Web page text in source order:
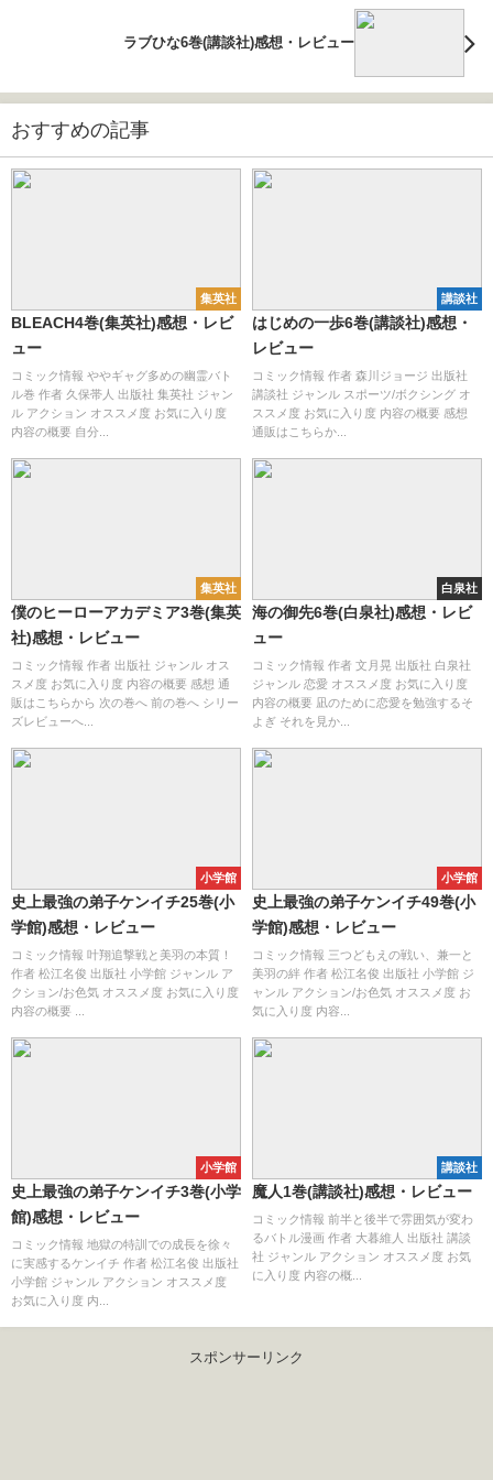
ラブひな6巻(講談社)感想・レビュー
おすすめの記事
集英社
BLEACH4巻(集英社)感想・レビ
ュー
コミック情報 ややギャグ多めの幽霊バト
ル巻 作者 久保帯人 出版社 集英社 ジャン
ル アクション オススメ度 お気に入り度
内容の概要 自分...
講談社
はじめの一歩6巻(講談社)感想・
レビュー
コミック情報 作者 森川ジョージ 出版社
講談社 ジャンル スポーツ/ボクシング オ
ススメ度 お気に入り度 内容の概要 感想
通販はこちらか...
集英社
僕のヒーローアカデミア3巻(集英
社)感想・レビュー
コミック情報 作者 出版社 ジャンル オス
スメ度 お気に入り度 内容の概要 感想 通
販はこちらから 次の巻へ 前の巻へ シリー
ズレビューへ...
白泉社
海の御先6巻(白泉社)感想・レビ
ュー
コミック情報 作者 文月晃 出版社 白泉社
ジャンル 恋愛 オススメ度 お気に入り度
内容の概要 凪のために恋愛を勉強するそ
よぎ それを見か...
小学館
史上最強の弟子ケンイチ25巻(小
学館)感想・レビュー
コミック情報 叶翔追撃戦と美羽の本質！
作者 松江名俊 出版社 小学館 ジャンル ア
クション/お色気 オススメ度 お気に入り度
内容の概要 ...
小学館
史上最強の弟子ケンイチ49巻(小
学館)感想・レビュー
コミック情報 三つどもえの戦い、兼一と
美羽の絆 作者 松江名俊 出版社 小学館 ジ
ャンル アクション/お色気 オススメ度 お
気に入り度 内容...
小学館
史上最強の弟子ケンイチ3巻(小学
館)感想・レビュー
コミック情報 地獄の特訓での成長を徐々
に実感するケンイチ 作者 松江名俊 出版社
小学館 ジャンル アクション オススメ度
お気に入り度 内...
講談社
魔人1巻(講談社)感想・レビュー
コミック情報 前半と後半で雰囲気が変わ
るバトル漫画 作者 大暮維人 出版社 講談
社 ジャンル アクション オススメ度 お気
に入り度 内容の概...
スポンサーリンク